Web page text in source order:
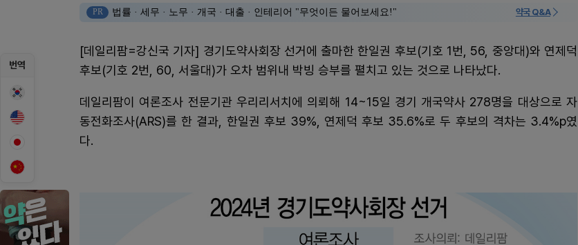
번역
PR 법률 · 세무 · 노무 · 개국 · 대출 · 인테리어 "무엇이든 물어보세요!" 약국 Q&A
[데일리팜=강신국 기자] 경기도약사회장 선거에 출마한 한일권 후보(기호 1번, 56, 중앙대)와 연제덕
후보(기호 2번, 60, 서울대)가 오차 범위내 박빙 승부를 펼치고 있는 것으로 나타났다.
데일리팜이 여론조사 전문기관 우리리서치에 의뢰해 14~15일 경기 개국약사 278명을 대상으로 자
동전화조사(ARS)를 한 결과, 한일권 후보 39%, 연제덕 후보 35.6%로 두 후보의 격차는 3.4%p였
다.